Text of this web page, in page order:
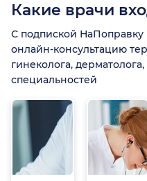
Какие врачи
С подпиской
онлайн-консультацию
гинеколога,
специальностей